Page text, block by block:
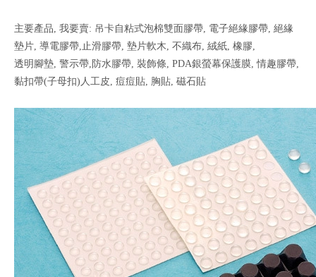
主要產品, 我要賣: 吊卡自粘式泡棉雙面膠帶, 電子絕緣膠帶, 絕緣
墊片, 導電膠帶,止滑膠帶, 墊片軟木, 不織布, 絨紙, 橡膠,
透明腳墊, 警示帶,防水膠帶, 裝飾條, PDA銀螢幕保護膜, 情趣膠帶,
黏扣帶(子母扣)人工皮, 痘痘貼, 胸貼, 磁石貼